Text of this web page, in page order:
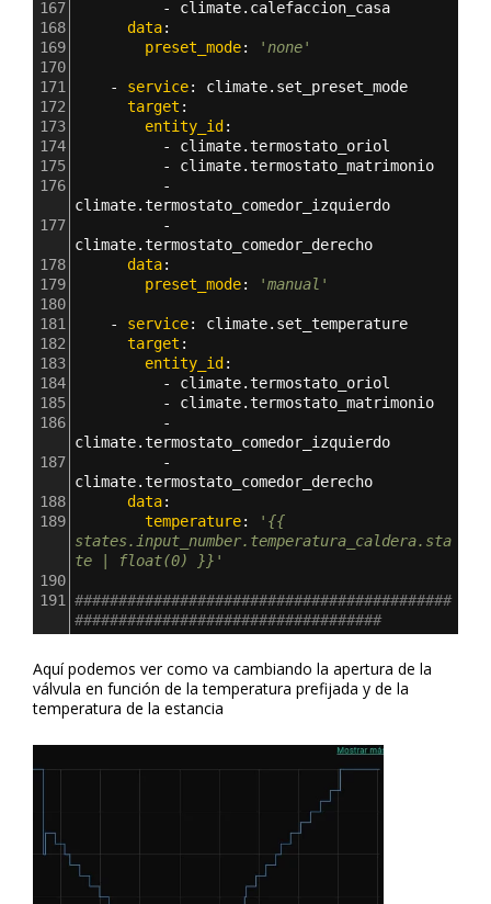
167 - climate.calefaccion_casa
168
data:
169
preset_mode:
'none'
170
171
- service: climate.set_preset_mode
172
target :
173
entity_id
174
- climate.termostato_oriol
175
- climate.termostato_matrimonio
176
climate.termostato_comedor_izquierdo
177
climate.termostato_comedor_derecho
178
data:
179
preset_mode:
'manual'
180
181
- service: climate.set_temperature
182
target :
183
entity_id
184
- climate.termostato_oriol
185
- climate.termostato_matrimonio
186
climate.termostato_comedor_izquierdo
187
climate.termostato_comedor_derecho
188
data:
189
temperature:
'{{
states.input_number.temperatura_caldera.sta
te | float(0) }}'
190
191
###########################################
###################################
Aquí podemos ver como va cambiando la apertura de la
válvula en función de la temperatura prefijada y de la
temperatura de la estancia